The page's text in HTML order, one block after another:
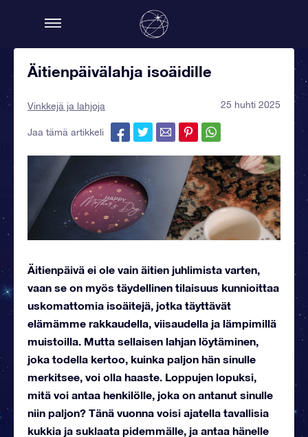
Äitienpäivälahja isoäidille
Vinkkejä ja lahjoja 25 huhti 2025
Jaa tämä artikkeli
Äitienpäivä ei ole vain äitien juhlimista varten,
vaan se on myös täydellinen tilaisuus kunnioittaa
uskomattomia isoäitejä, jotka täyttävät
elämämme rakkaudella, viisaudella ja lämpimillä
muistoilla. Mutta sellaisen lahjan löytäminen,
joka todella kertoo, kuinka paljon hän sinulle
merkitsee, voi olla haaste. Loppujen lopuksi,
mitä voi antaa henkilölle, joka on antanut sinulle
niin paljon? Tänä vuonna voisi ajatella tavallisia
kukkia ja suklaata pidemmälle, ja antaa hänelle